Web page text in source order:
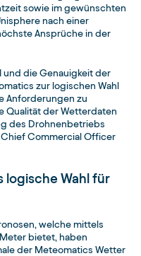
sowie im gewünschten
nach einer
Ansprüche in der
und die Genauigkeit der
zur logischen Wahl
Anforderungen zu
Qualität der Wetterdaten
des Drohnenbetriebs
Commercial Officer
logische Wahl für
welche mittels
bietet, haben
der Meteomatics Wetter